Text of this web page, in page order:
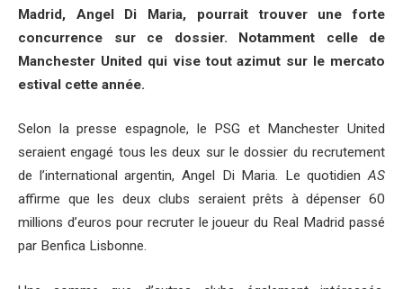
Madrid, Angel Di Maria, pourrait trouver une forte
concurrence sur ce dossier. Notamment celle de
Manchester United qui vise tout azimut sur le mercato
estival cette année.
Selon la presse espagnole, le PSG et Manchester United
seraient engagé tous les deux sur le dossier du recrutement
de l’international argentin, Angel Di Maria. Le quotidienAS
affirme que les deux clubs seraient prêts à dépenser 60
millions d’euros pour recruter le joueur du Real Madrid passé
par Benfica Lisbonne.